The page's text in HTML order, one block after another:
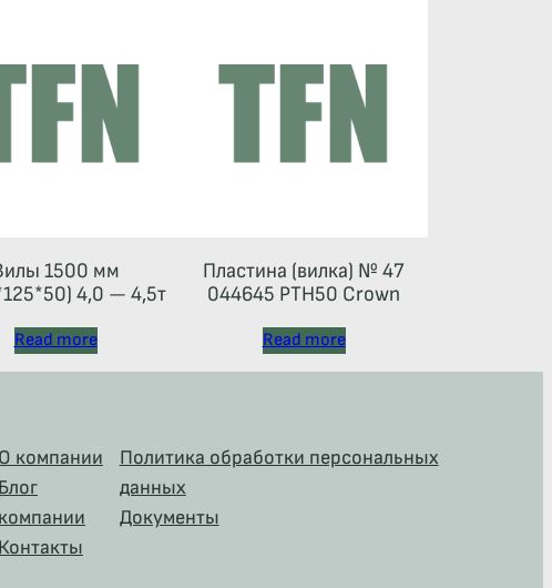
1500 мм
4,0 — 4,5т
Read more
Пластина (вилка) № 47
044645 РТН50 Crown
Read more
О компании
Блог
компании
Контакты
Политика обработки персональных
данных
Документы